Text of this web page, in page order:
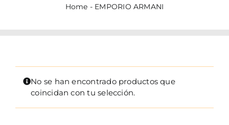
Home - EMPORIO ARMANI
No se han encontrado productos que
coincidan con tu selección.